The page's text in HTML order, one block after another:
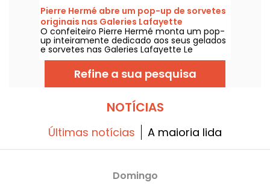
temáticas, com uma bela vista para
Montmartre.
Pierre Hermé abre um pop-up de sorvetes
originais nas Galeries Lafayette
O confeiteiro Pierre Hermé monta um pop-
up inteiramente dedicado aos seus gelados
e sorvetes nas Galeries Lafayette Le
Gourmet, no 9º arrondissement de Paris, de
2 de julho a 2 de setembro de 2026. Fomos
experimentar as suas brioche geladas
inéditas, cornetes com leite vegetal e as
Refine a sua pesquisa
NOTÍCIAS
Últimas notícias A maioria lida
Domingo